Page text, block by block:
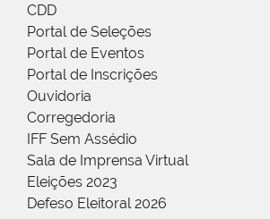
CDD
Portal de Seleções
Portal de Eventos
Portal de Inscrições
Ouvidoria
Corregedoria
IFF Sem Assédio
Sala de Imprensa Virtual
Eleições 2023
Defeso Eleitoral 2026